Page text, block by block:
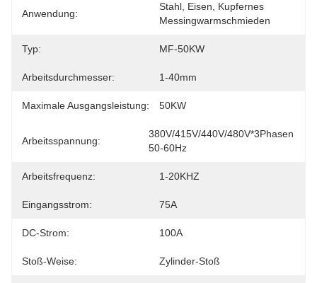
Anwendung:
Stahl, Eisen, Kupfernes
Messingwarmschmieden
Typ: MF-50KW
Arbeitsdurchmesser: 1-40mm
Maximale Ausgangsleistung: 50KW
Arbeitsspannung:
380V/415V/440V/480V*3Phasen
50-60Hz
Arbeitsfrequenz: 1-20KHZ
Eingangsstrom: 75A
DC-Strom: 100A
Stoß-Weise: Zylinder-Stoß